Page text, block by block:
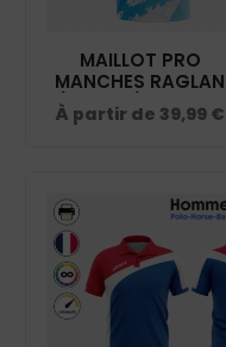
MAILLOT PRO
MANCHES RAGLAN
(HOMME) - HORSE
BALL
À partir de 39,99 €